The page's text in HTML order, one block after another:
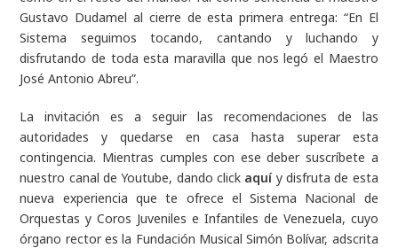
Gustavo Dudamel al cierre de esta primera entrega: “En El
Sistema seguimos tocando, cantando y luchando y
disfrutando de toda esta maravilla que nos legó el Maestro
José Antonio Abreu”.
La invitación es a seguir las recomendaciones de las
autoridades y quedarse en casa hasta superar esta
contingencia. Mientras cumples con ese deber suscríbete a
nuestro canal de Youtube, dando click aquíy disfruta de esta
nueva experiencia que te ofrece el Sistema Nacional de
Orquestas y Coros Juveniles e Infantiles de Venezuela, cuyo
órgano rector es la Fundación Musical Simón Bolívar, adscrita